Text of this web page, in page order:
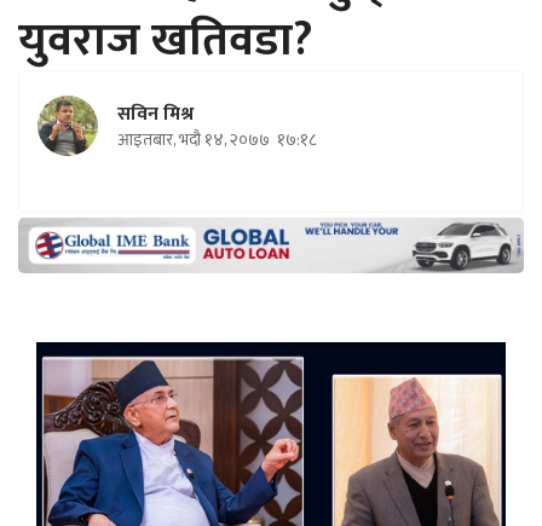
युवराज खतिवडा?
सविन मिश्र
आइतबार, भदौ १४, २०७७ १७:१८